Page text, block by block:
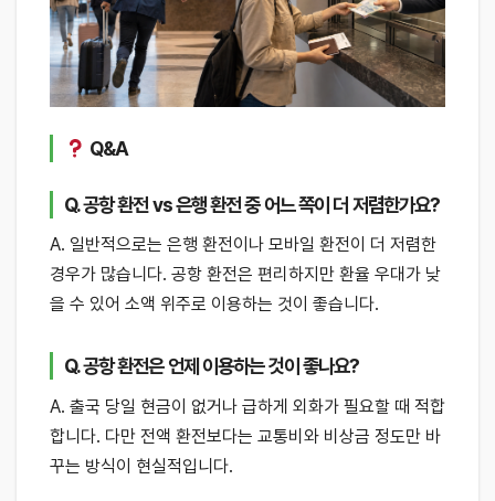
Q&A
Q. 공항 환전 vs 은행 환전 중 어느 쪽이 더 저렴한가요?
A. 일반적으로는 은행 환전이나 모바일 환전이 더 저렴한
경우가 많습니다. 공항 환전은 편리하지만 환율 우대가 낮
을 수 있어 소액 위주로 이용하는 것이 좋습니다.
Q. 공항 환전은 언제 이용하는 것이 좋나요?
A. 출국 당일 현금이 없거나 급하게 외화가 필요할 때 적합
합니다. 다만 전액 환전보다는 교통비와 비상금 정도만 바
꾸는 방식이 현실적입니다.